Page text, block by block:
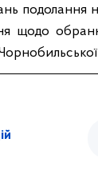
подолання
щодо